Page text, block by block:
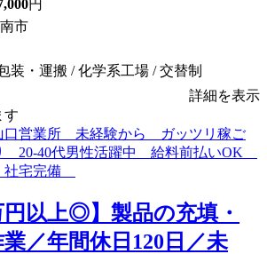
円
市
装・運搬 / 化学系工場 / 交替制
詳細を表示
す
円以上◎】製品の充填・
／年間休日120日／未